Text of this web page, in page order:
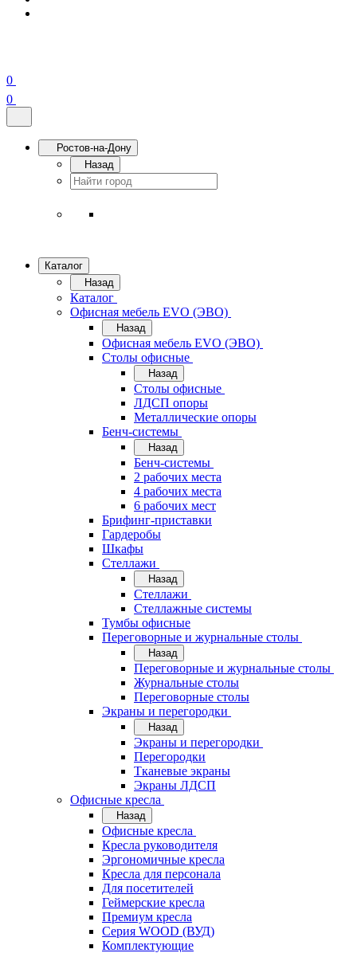
0
0
Ростов-на-Дону
Назад
Каталог
Назад
Каталог
Офисная мебель EVO (ЭВО)
Назад
Офисная мебель EVO (ЭВО)
Cтолы офисные
Назад
Cтолы офисные
ЛДСП опоры
Металлические опоры
Бенч-системы
Назад
Бенч-системы
2 рабочих места
4 рабочих места
6 рабочих мест
Брифинг-приставки
Гардеробы
Шкафы
Стеллажи
Назад
Стеллажи
Стеллажные системы
Тумбы офисные
Переговорные и журнальные столы
Назад
Переговорные и журнальные столы
Журнальные столы
Переговорные столы
Экраны и перегородки
Назад
Экраны и перегородки
Перегородки
Тканевые экраны
Экраны ЛДСП
Офисные кресла
Назад
Офисные кресла
Кресла руководителя
Эргономичные кресла
Кресла для персонала
Для посетителей
Геймерские кресла
Премиум кресла
Серия WOOD (ВУД)
Комплектующие